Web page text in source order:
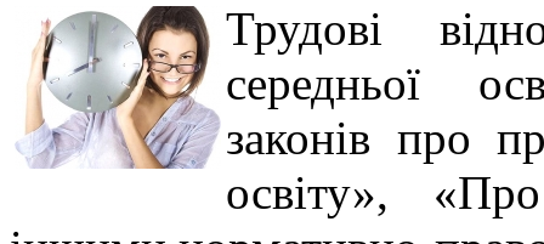
Трудові
середньої
законів про
освіту»,